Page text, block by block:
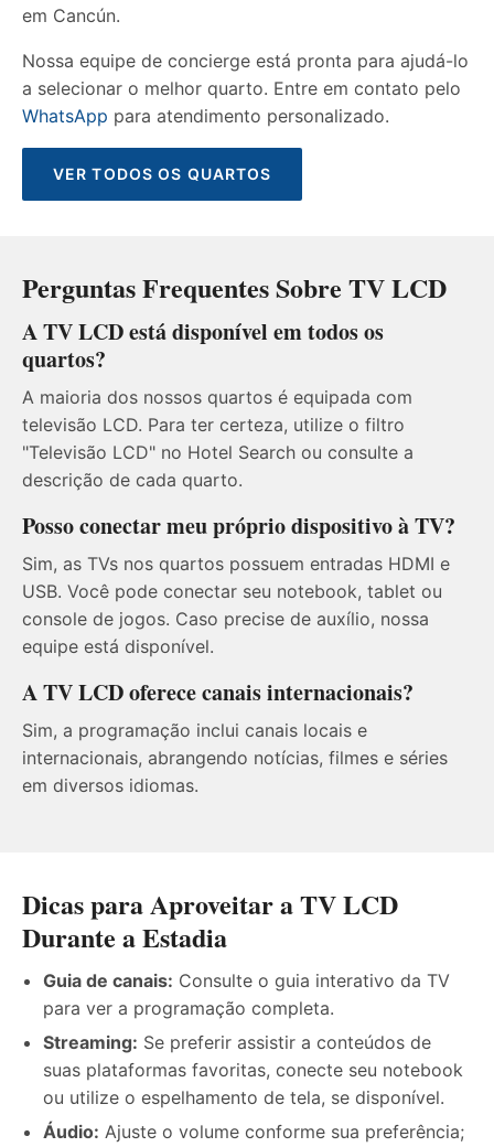
em Cancún.
Nossa equipe de concierge está pronta para ajudá-lo
a selecionar o melhor quarto. Entre em contato pelo
WhatsApp para atendimento personalizado.
VER TODOS OS QUARTOS
Perguntas Frequentes Sobre TV LCD
A TV LCD está disponível em todos os
quartos?
A maioria dos nossos quartos é equipada com
televisão LCD. Para ter certeza, utilize o filtro
"Televisão LCD" no Hotel Search ou consulte a
descrição de cada quarto.
Posso conectar meu próprio dispositivo à TV?
Sim, as TVs nos quartos possuem entradas HDMI e
USB. Você pode conectar seu notebook, tablet ou
console de jogos. Caso precise de auxílio, nossa
equipe está disponível.
A TV LCD oferece canais internacionais?
Sim, a programação inclui canais locais e
internacionais, abrangendo notícias, filmes e séries
em diversos idiomas.
Dicas para Aproveitar a TV LCD
Durante a Estadia
Guia de canais: Consulte o guia interativo da TV
para ver a programação completa.
Streaming: Se preferir assistir a conteúdos de
suas plataformas favoritas, conecte seu notebook
ou utilize o espelhamento de tela, se disponível.
Áudio: Ajuste o volume conforme sua preferência;